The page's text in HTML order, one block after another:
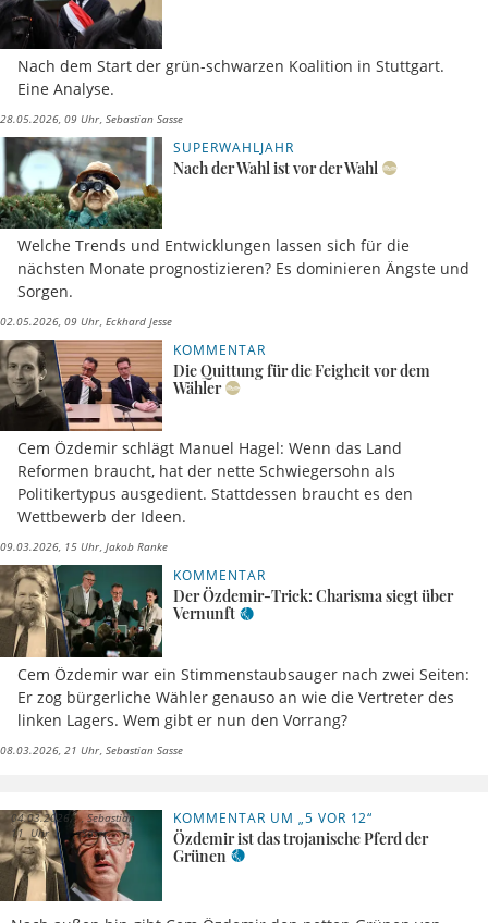
Nach dem Start der grün-schwarzen Koalition in Stuttgart.
Eine Analyse.
28.05.2026, 09 Uhr Sebastian Sasse
SUPERWAHLJAHR
Nach der Wahl ist vor der Wahl
Welche Trends und Entwicklungen lassen sich für die
nächsten Monate prognostizieren? Es dominieren Ängste und
Sorgen.
02.05.2026, 09 Uhr Eckhard Jesse
KOMMENTAR
Die Quittung für die Feigheit vor dem
Wähler
Cem Özdemir schlägt Manuel Hagel: Wenn das Land
Reformen braucht, hat der nette Schwiegersohn als
Politikertypus ausgedient. Stattdessen braucht es den
Wettbewerb der Ideen.
09.03.2026, 15 Uhr Jakob Ranke
KOMMENTAR
Der Özdemir-Trick: Charisma siegt über
Vernunft
Cem Özdemir war ein Stimmenstaubsauger nach zwei Seiten:
Er zog bürgerliche Wähler genauso an wie die Vertreter des
linken Lagers. Wem gibt er nun den Vorrang?
08.03.2026, 21 Uhr Sebastian Sasse
KOMMENTAR UM „5 VOR 12“
Özdemir ist das trojanische Pferd der
Grünen
04.03.2026,
11 Uhr
Sebastian
Sasse